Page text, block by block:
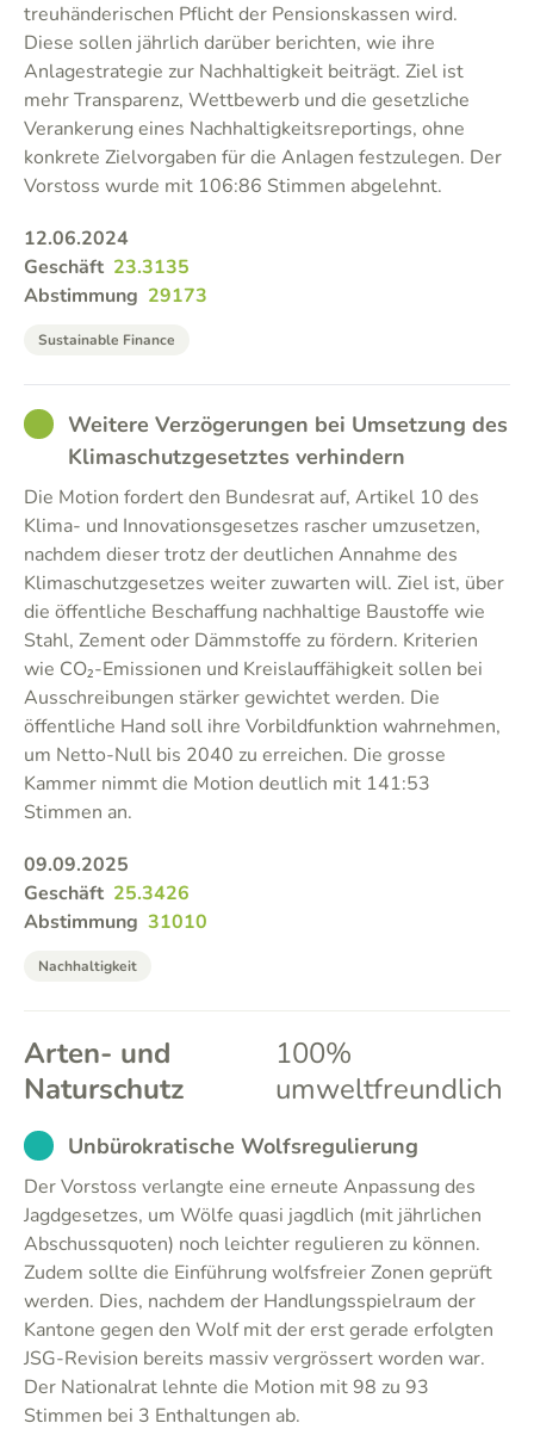
treuhänderischen Pflicht der Pensionskassen wird.
Diese sollen jährlich darüber berichten, wie ihre
Anlagestrategie zur Nachhaltigkeit beiträgt. Ziel ist
mehr Transparenz, Wettbewerb und die gesetzliche
Verankerung eines Nachhaltigkeitsreportings, ohne
konkrete Zielvorgaben für die Anlagen festzulegen. Der
Vorstoss wurde mit 106:86 Stimmen abgelehnt.
12.06.2024
Geschäft 23.3135
Abstimmung 29173
Sustainable Finance
GOODWeitere Verzögerungen bei Umsetzung des
Klimaschutzgesetztes verhindern
Die Motion fordert den Bundesrat auf, Artikel 10 des
Klima- und Innovationsgesetzes rascher umzusetzen,
nachdem dieser trotz der deutlichen Annahme des
Klimaschutzgesetzes weiter zuwarten will. Ziel ist, über
die öffentliche Beschaffung nachhaltige Baustoffe wie
Stahl, Zement oder Dämmstoffe zu fördern. Kriterien
wie CO₂-Emissionen und Kreislauffähigkeit sollen bei
Ausschreibungen stärker gewichtet werden. Die
öffentliche Hand soll ihre Vorbildfunktion wahrnehmen,
um Netto-Null bis 2040 zu erreichen. Die grosse
Kammer nimmt die Motion deutlich mit 141:53
Stimmen an.
09.09.2025
Geschäft 25.3426
Abstimmung 31010
Nachhaltigkeit
Arten- und
Naturschutz
100%
umweltfreundlich
EXCUSED
Unbürokratische Wolfsregulierung
Der Vorstoss verlangte eine erneute Anpassung des
Jagdgesetzes, um Wölfe quasi jagdlich (mit jährlichen
Abschussquoten) noch leichter regulieren zu können.
Zudem sollte die Einführung wolfsfreier Zonen geprüft
werden. Dies, nachdem der Handlungsspielraum der
Kantone gegen den Wolf mit der erst gerade erfolgten
JSG-Revision bereits massiv vergrössert worden war.
Der Nationalrat lehnte die Motion mit 98 zu 93
Stimmen bei 3 Enthaltungen ab.